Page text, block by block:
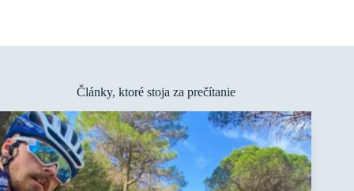
Články, ktoré stoja za prečítanie